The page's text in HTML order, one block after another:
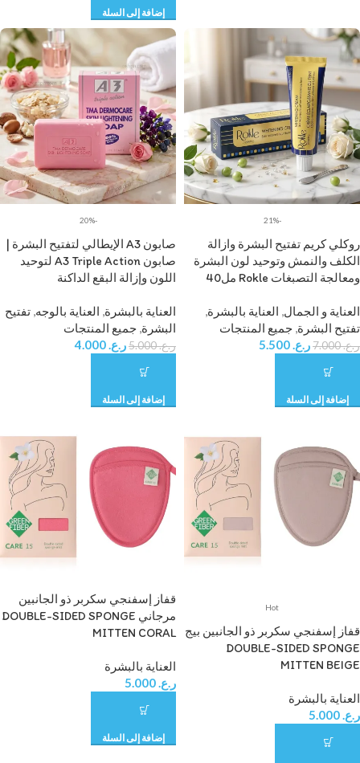
إضافة إلى السلة
-21%
روكلي كريم تفتيح البشرة وازالة
الكلف والنمش وتوحيد لون البشرة
ومعالجة التصبغات Rokle مل40
العناية و الجمال, العناية بالبشرة,
تفتيح البشرة, جميع المنتجات
ر.ع.7.000 ر.ع.
إضافة إلى السلة
-20%
صابون A3 الإيطالي لتفتيح البشرة |
صابون A3 Triple Action لتوحيد
اللون وإزالة البقع الداكنة
العناية بالبشرة, العناية بالوجه, تفتيح
البشرة, جميع المنتجات
ر.ع.5.000 ر.ع.
إضافة إلى السلة
Hot
قفاز إسفنجي سكربر ذو الجانبين بيج
DOUBLE-SIDED SPONGE
MITTEN BEIGE
العناية بالبشرة
ر.ع.
قفاز إسفنجي سكربر ذو الجانبين
مرجاني DOUBLE-SIDED SPONGE
MITTEN CORAL
العناية بالبشرة
ر.ع.
إضافة إلى السلة